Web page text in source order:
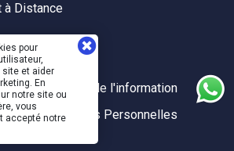
à Distance
et de Sécurité de l'information
des Données Personnelles
pour
site et aider
En
notre site ou
vous
accepté notre